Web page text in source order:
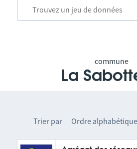
commune
La
Trier par Ordre alphabétique